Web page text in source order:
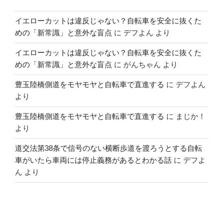
イエローカットは違反じゃない？自転車を安全に抜くた
めの「新常識」と意外な盲点 に デフよん より
イエローカットは違反じゃない？自転車を安全に抜くた
めの「新常識」と意外な盲点 に がんちゃん より
豊玉陸橋側道をモヤモヤと自転車で直進する に デフよん
より
豊玉陸橋側道をモヤモヤと自転車で直進する に まじか！
より
道交法第38条で信号のない横断歩道を渡ろうとする自転
車がいたら車両には停止義務があるとわかる話 に デフよ
ん より